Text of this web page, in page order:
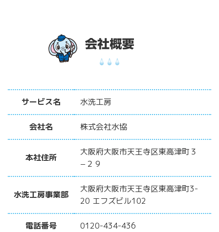
サービス名 水洗工房
会社名 株式会社水協
本社住所
大阪府大阪市天王寺区東高津町３
−２９
水洗工房事業部
大阪府大阪市天王寺区東高津町3-
20 エフズビル102
電話番号 0120-434-436